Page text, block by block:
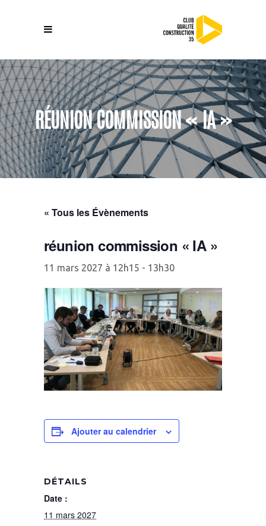
RÉUNION COMMISSION « IA »
« Tous les Évènements
réunion commission « IA »
11 mars 2027 à 12h15 - 13h30
Ajouter au calendrier
DÉTAILS
Date :
11 mars 2027